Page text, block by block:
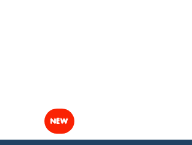
NEW